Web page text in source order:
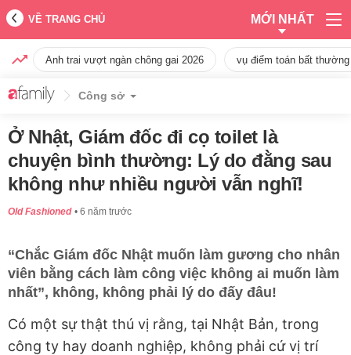
VỀ TRANG CHỦ MỚI NHẤT
Anh trai vượt ngàn chông gai 2026 vụ điểm toán bất
Công sở
Ở Nhật, Giám đốc đi cọ toilet là
chuyện bình thường: Lý do đằng sau
không như nhiều người vẫn nghĩ!
Old Fashioned 6 năm trước
“Chắc Giám đốc Nhật muốn làm gương cho nhân
viên bằng cách làm công việc không ai muốn làm
nhất”, không, không phải lý do đấy đâu!
Có một sự thật thú vị rằng, tại Nhật Bản, trong
công ty hay doanh nghiệp, không phải cứ vị trí